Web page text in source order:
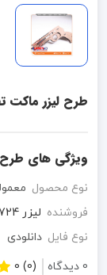
طرح لیزر ماکت
ویژگی های طرح
نوع محصول
فروشنده لیزر 724
نوع فایل دانلودی
0 دیدگاه
(0) 0